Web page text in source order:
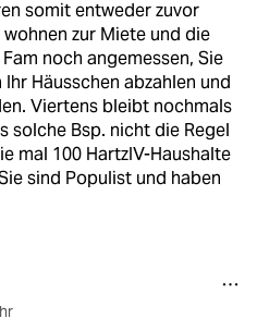
somit entweder zuvor
zur Miete und die
noch angemessen, Sie
Häusschen abzahlen und
Viertens bleibt nochmals
solche Bsp. nicht die Regel
mal 100 HartzIV-Haushalte
sind Populist und haben